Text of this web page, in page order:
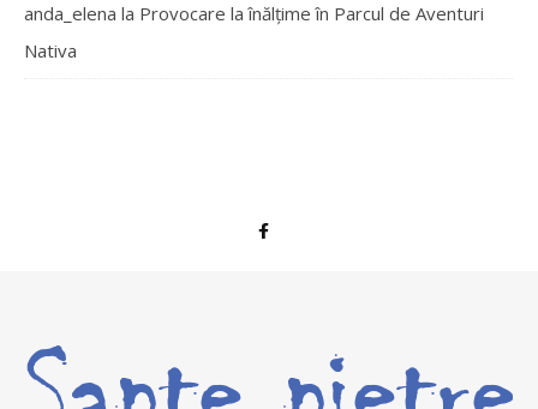
anda_elena la Provocare la înălțime în Parcul de Aventuri
Nativa